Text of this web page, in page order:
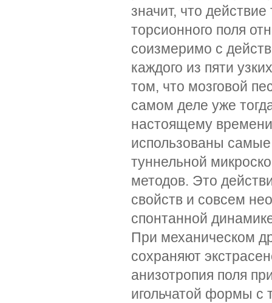
значит, что действие
торсионного поля
соизмеримо с
каждого из пяти
том, что мозговой
самом деле уже
настоящему
использованы
туннельной
методов. Это
свойств и совсем
спонтанной
При механическом
сохраняют
анизотропия поля
игольчатой формы с